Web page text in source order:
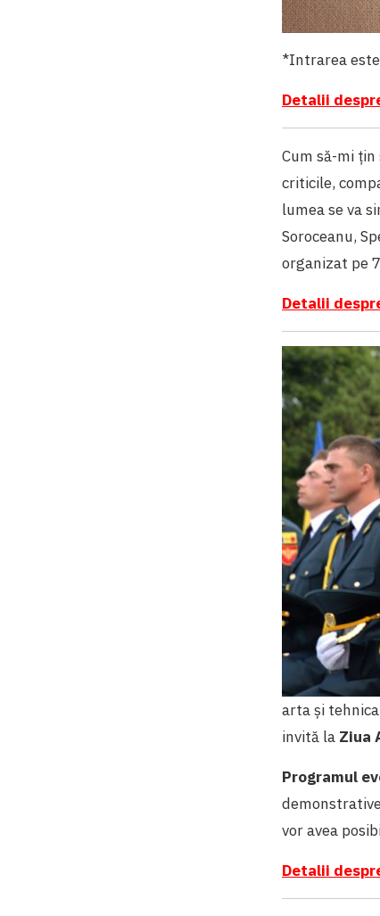
*Intrarea
Detalii
Cum să-mi
criticile,
lumea se va
Soroceanu,
organizat pe
Detalii
arta și
invită la Ziua
Programul
vor avea
Detalii